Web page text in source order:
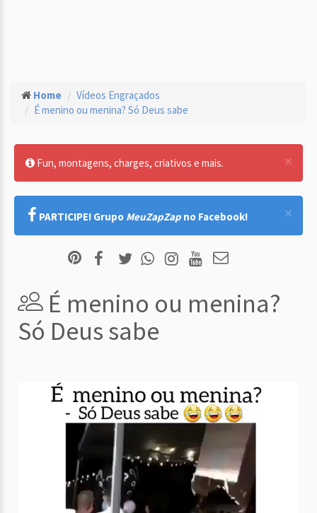
Home
Vídeos Engraçados
É menino ou menina? Só Deus sabe
×
Fun, montagens, charges, criativos e mais.
×
PARTICIPE! Grupo MeuZapZap no Facebook!
É menino ou menina?
Só Deus sabe